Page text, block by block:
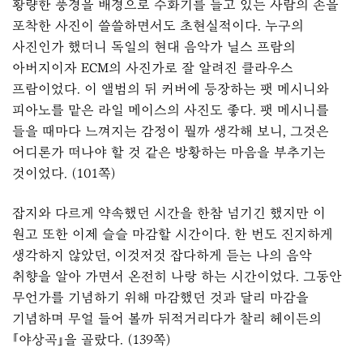
황량한 풍경을 배경으로 수화기를 들고 있는 사람의 손을
포착한 사진이 쓸쓸하면서도 초현실적이다. 누구의
사진인가 했더니 독일의 현대 음악가 닐스 프람의
아버지이자 ECM의 사진가로 잘 알려진 클라우스
프람이었다. 이 앨범의 뒤 커버에 등장하는 팻 메시니와
피아노를 맡은 라일 메이스의 사진도 좋다. 팻 메시니를
들을 때마다 느껴지는 감정이 뭘까 생각해 보니, 그것은
어디론가 떠나야 할 것 같은 방황하는 마음을 부추기는
것이었다. (101쪽)
잡지와 다르게 약속했던 시간을 한참 넘기긴 했지만 이
원고 또한 이제 슬슬 마감할 시간이다. 한 번도 진지하게
생각하지 않았던, 이것저것 잡다하게 듣는 나의 음악
취향을 알아 가면서 온전히 나랑 하는 시간이었다. 그동안
무언가를 기념하기 위해 마감했던 것과 달리 마감을
기념하며 무얼 들어 볼까 뒤적거리다가 찰리 헤이든의
『야상곡』을 골랐다. (139쪽)